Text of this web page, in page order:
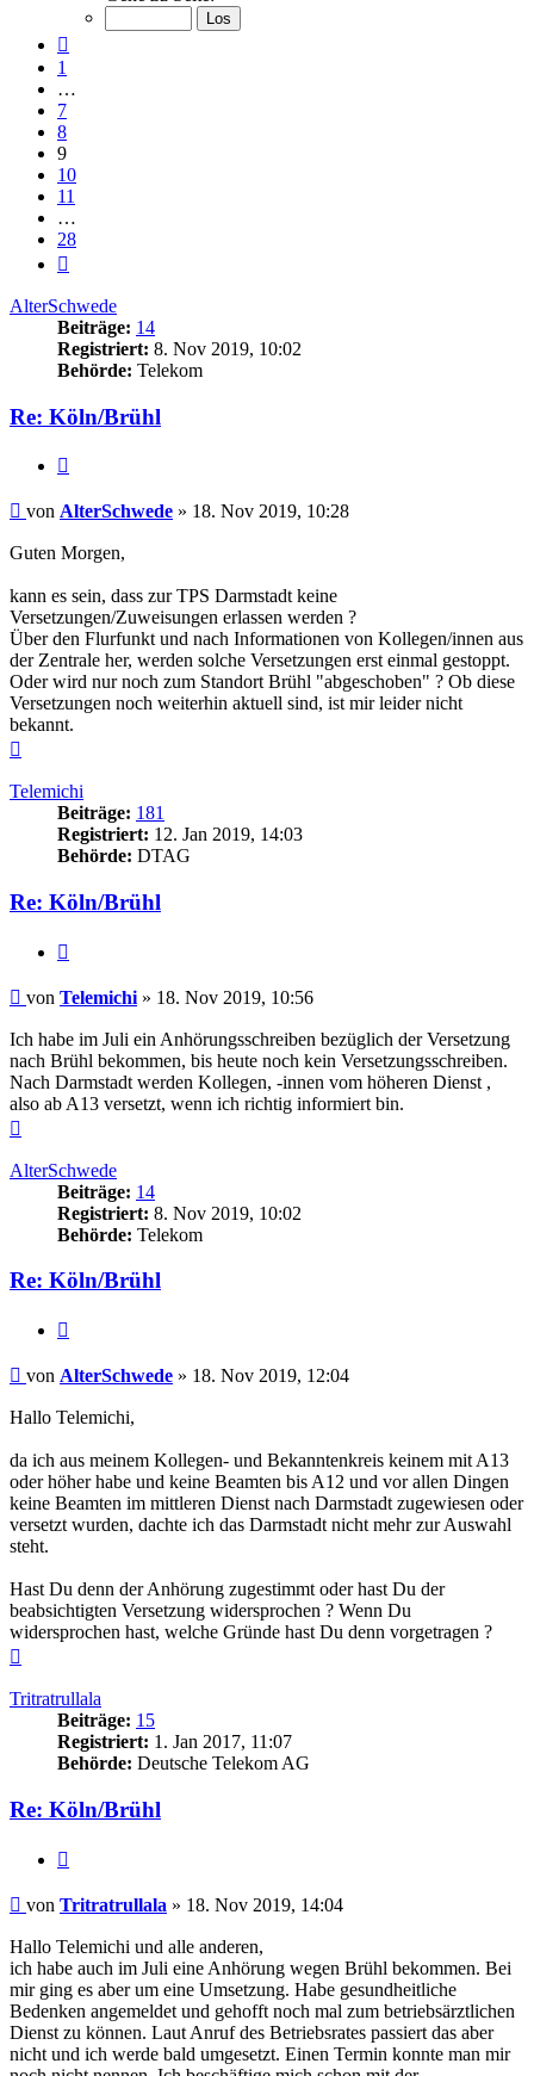
von
1
…
7
8
9
10
11
…
28
AlterSchwede
Beiträge: 14
Registriert: 8. Nov 2019, 10:02
Behörde: Telekom
Re: Köln/Brühl
Beitrag
von AlterSchwede » 18. Nov 2019, 10:28
Guten Morgen,
kann es sein, dass zur TPS Darmstadt keine
Versetzungen/Zuweisungen erlassen werden ?
Über den Flurfunkt und nach Informationen von Kollegen/innen aus
der Zentrale her, werden solche Versetzungen erst einmal gestoppt.
Oder wird nur noch zum Standort Brühl "abgeschoben" ? Ob diese
Versetzungen noch weiterhin aktuell sind, ist mir leider nicht
bekannt.
Telemichi
Beiträge: 181
Registriert: 12. Jan 2019, 14:03
Behörde: DTAG
Re: Köln/Brühl
Beitrag
von Telemichi » 18. Nov 2019, 10:56
Ich habe im Juli ein Anhörungsschreiben bezüglich der Versetzung
nach Brühl bekommen, bis heute noch kein Versetzungsschreiben.
Nach Darmstadt werden Kollegen, -innen vom höheren Dienst ,
also ab A13 versetzt, wenn ich richtig informiert bin.
AlterSchwede
Beiträge: 14
Registriert: 8. Nov 2019, 10:02
Behörde: Telekom
Re: Köln/Brühl
Beitrag
von AlterSchwede » 18. Nov 2019, 12:04
Hallo Telemichi,
da ich aus meinem Kollegen- und Bekanntenkreis keinem mit A13
oder höher habe und keine Beamten bis A12 und vor allen Dingen
keine Beamten im mittleren Dienst nach Darmstadt zugewiesen oder
versetzt wurden, dachte ich das Darmstadt nicht mehr zur Auswahl
steht.
Hast Du denn der Anhörung zugestimmt oder hast Du der
beabsichtigten Versetzung widersprochen ? Wenn Du
widersprochen hast, welche Gründe hast Du denn vorgetragen ?
Tritratrullala
Beiträge: 15
Registriert: 1. Jan 2017, 11:07
Behörde: Deutsche Telekom AG
Re: Köln/Brühl
Beitrag
von Tritratrullala » 18. Nov 2019, 14:04
Hallo Telemichi und alle anderen,
ich habe auch im Juli eine Anhörung wegen Brühl bekommen. Bei
mir ging es aber um eine Umsetzung. Habe gesundheitliche
Bedenken angemeldet und gehofft noch mal zum betriebsärztlichen
Dienst zu können. Laut Anruf des Betriebsrates passiert das aber
nicht und ich werde bald umgesetzt. Einen Termin konnte man mir